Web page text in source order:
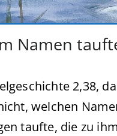
Namen
2,38,
welchen
taufte, die zu